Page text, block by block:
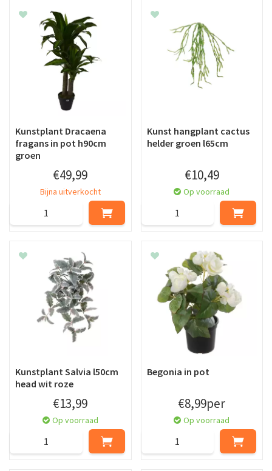
Kunstplant Dracaena
fragans in pot h90cm
groen
€49,99
Bijna uitverkocht
Kunst hangplant cactus
helder groen l65cm
€10,49
Op voorraad
Kunstplant Salvia l50cm
head wit roze
€13,99
Op voorraad
Begonia in pot
€8,99per
Op voorraad